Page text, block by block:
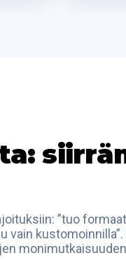
”tuo
vain kustomoinnilla”.